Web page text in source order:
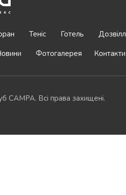
Теніс Готель
Фотогалерея Контакти
CAMPA. Всі права захищені.